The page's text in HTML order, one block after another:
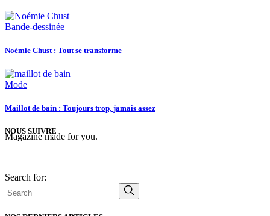
Bande-dessinée
Noémie Chust : Tout se transforme
Mode
Maillot de bain : Toujours trop, jamais assez
NOUS SUIVRE
Magazine made for you.
Search for: